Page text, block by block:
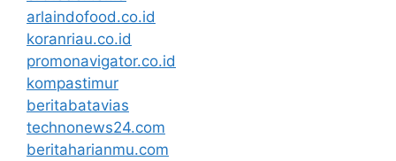
arlaindofood.co.id
koranriau.co.id
promonavigator.co.id
kompastimur
beritabatavias
technonews24.com
beritaharianmu.com